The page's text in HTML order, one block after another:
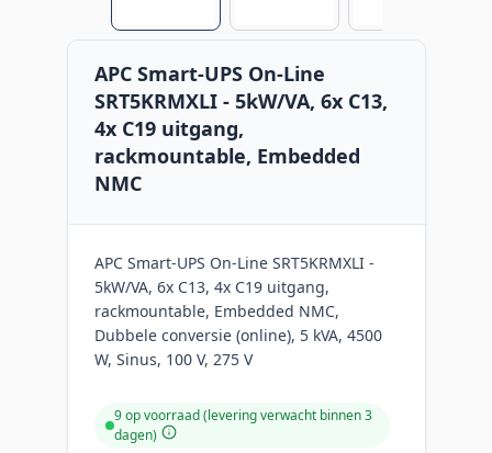
APC Smart-UPS On-Line
SRT5KRMXLI - 5kW/VA, 6x C13,
4x C19 uitgang,
rackmountable, Embedded
NMC
APC Smart-UPS On-Line SRT5KRMXLI -
5kW/VA, 6x C13, 4x C19 uitgang,
rackmountable, Embedded NMC,
Dubbele conversie (online), 5 kVA, 4500
W, Sinus, 100 V, 275 V
9 op voorraad (levering verwacht binnen 3
dagen)